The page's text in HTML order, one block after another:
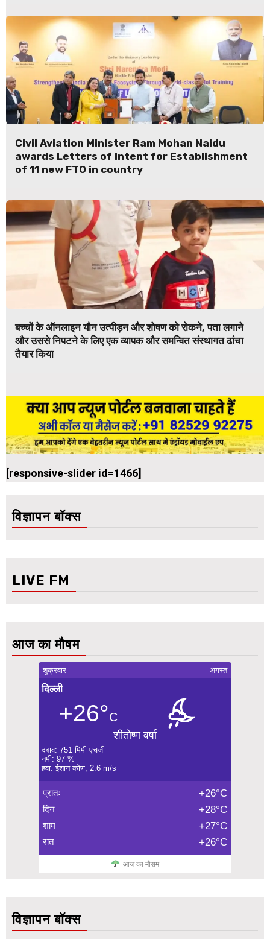
Civil Aviation Minister Ram Mohan Naidu
awards Letters of Intent for Establishment
of 11 new FTO in country
बच्चों के ऑनलाइन यौन उत्पीड़न और शोषण को रोकने, पता लगाने
और उससे निपटने के लिए एक व्यापक और समन्वित संस्थागत ढांचा
तैयार किया
[responsive-slider id=1466]
विज्ञापन बॉक्स
LIVE FM
आज का मौषम
शुक्रवार अगस्त
दिल्ली
+26°C
शीतोष्ण वर्षा
दबाव: 751 मिमी एचजी
नमी: 97 %
हवा: ईशान कोण, 2.6 m/s
प्रातः +26°C
दिन +28°C
शाम +27°C
रात +26°C
आज का मौसम
विज्ञापन बॉक्स